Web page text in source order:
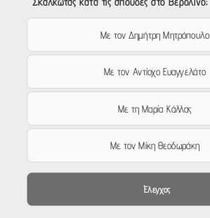
Με τον Δημήτρη Μητρόπουλο
Με τον Αντίοχο Ευαγγελάτο
Με τη Μαρία Κάλλας
Με τον Μίκη Θεοδωράκη
Έλεγχος